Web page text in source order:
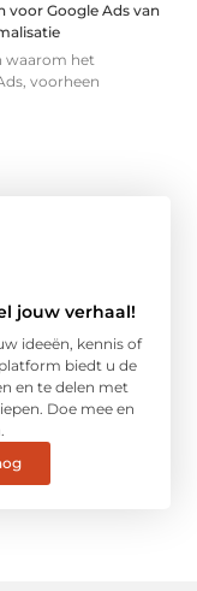
voor Google Ads van
waarom het
voorheen
jouw verhaal!
ideeën, kennis of
biedt u de
en te delen met
Doe mee en